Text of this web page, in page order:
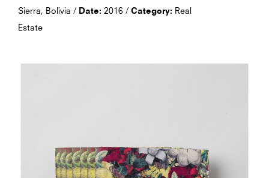
Sierra, Bolivia / Date: 2016 / Category: Real
Estate